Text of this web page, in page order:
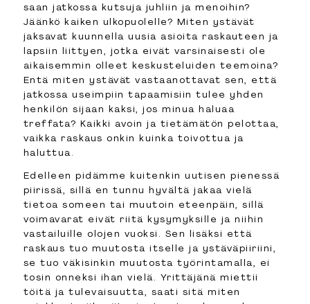
saan jatkossa kutsuja juhliin ja menoihin?
Jäänkö kaiken ulkopuolelle? Miten ystävät
jaksavat kuunnella uusia asioita raskauteen ja
lapsiin liittyen, jotka eivät varsinaisesti ole
aikaisemmin olleet keskusteluiden teemoina?
Entä miten ystävät vastaanottavat sen, että
jatkossa useimpiin tapaamisiin tulee yhden
henkilön sijaan kaksi, jos minua haluaa
treffata? Kaikki avoin ja tietämätön pelottaa,
vaikka raskaus onkin kuinka toivottua ja
haluttua.
Edelleen pidämme kuitenkin uutisen pienessä
piirissä, sillä en tunnu hyvältä jakaa vielä
tietoa someen tai muutoin eteenpäin, sillä
voimavarat eivät riitä kysymyksille ja niihin
vastailuille olojen vuoksi. Sen lisäksi että
raskaus tuo muutosta itselle ja ystäväpiiriini,
se tuo väkisinkin muutosta työrintamalla, ei
tosin onneksi ihan vielä. Yrittäjänä miettii
töitä ja tulevaisuutta, saati sitä miten